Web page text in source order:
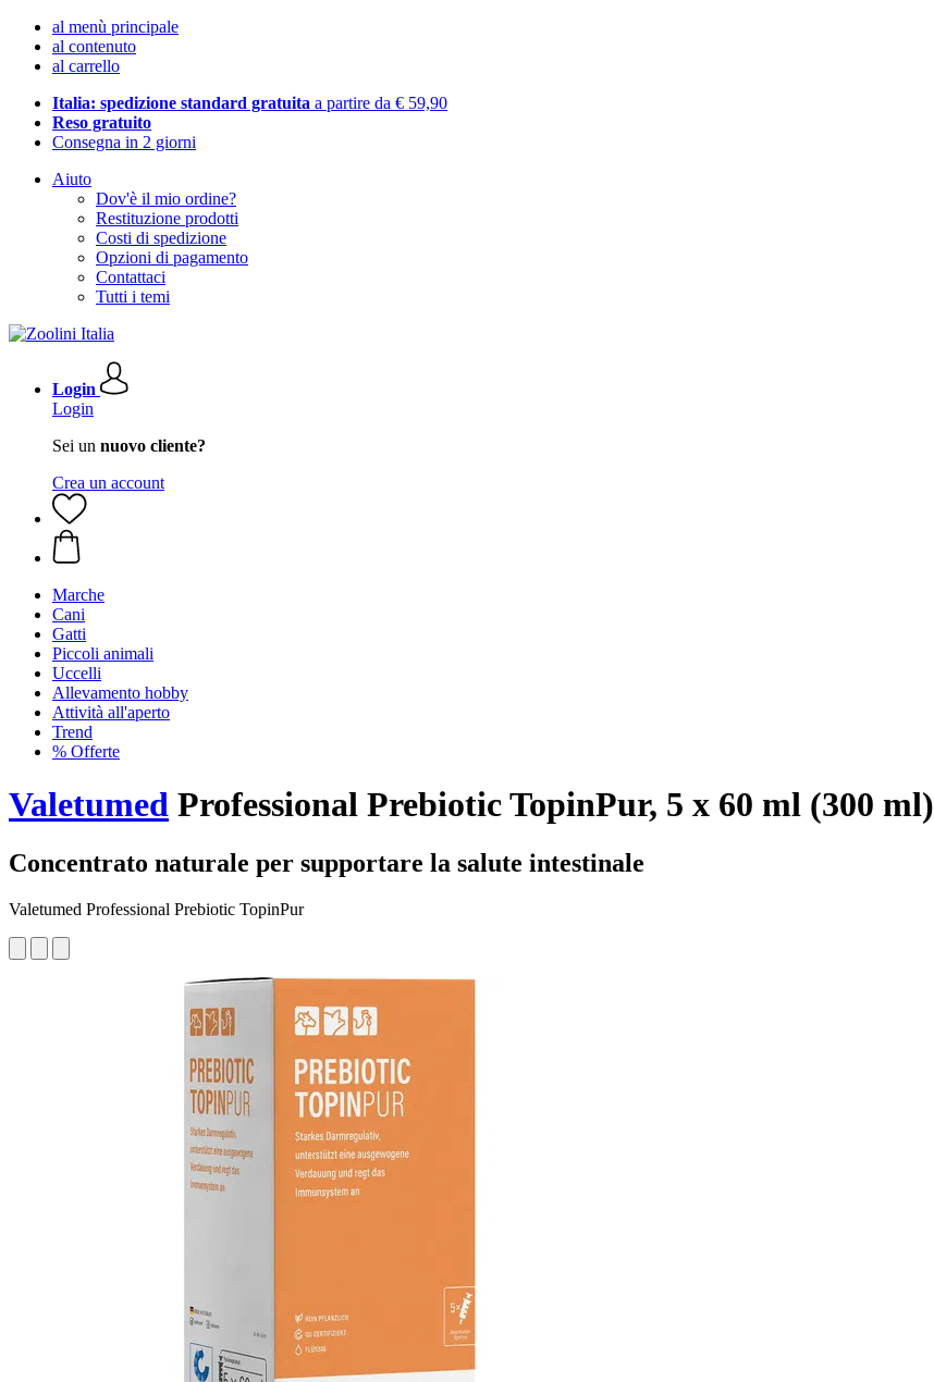
al menù principale
al contenuto
al carrello
Italia: spedizione standard gratuita a partire da € 59,90
Reso gratuito
Consegna in 2 giorni
Aiuto
Dov'è il mio ordine?
Restituzione prodotti
Costi di spedizione
Opzioni di pagamento
Contattaci
Tutti i temi
Login
Login
Sei un nuovo cliente?
Crea un account
Marche
Cani
Gatti
Piccoli animali
Uccelli
Allevamento hobby
Attività all'aperto
Trend
% Offerte
Valetumed Professional Prebiotic TopinPur, 5 x 60 ml (300 ml)
Concentrato naturale per supportare la salute intestinale
Valetumed Professional Prebiotic TopinPur